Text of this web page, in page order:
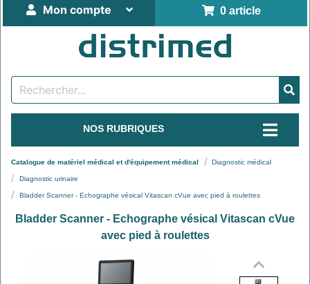
0 article
Mon compte
NOS RUBRIQUES
Catalogue de matériel médical et d'équipement médical Diagnostic médical
Diagnostic urinaire
Bladder Scanner - Echographe vésical Vitascan cVue avec pied à roulettes
Bladder Scanner - Echographe vésical Vitascan cVue
avec pied à roulettes